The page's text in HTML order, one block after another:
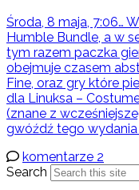
Środa, 8 maja, 7:06…
Humble Bundle, a w
tym razem paczka
obejmuje czasem
Fine, oraz gry które
dla Linuksa –
(znane z
gwóźdź tego wydania
komentarze 2
Search